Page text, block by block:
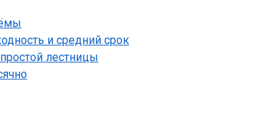
и средний срок
лестницы